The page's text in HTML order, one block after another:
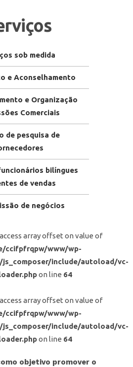
sob medida
e Aconselhamento
e Organização
Comerciais
de pesquisa de
bilíngues
de vendas
de negócios
array offset on value of
ccifpfrqpw/www/wp-
include/autoload/vc-
on line 64
array offset on value of
ccifpfrqpw/www/wp-
include/autoload/vc-
on line 64
objetivo promover o